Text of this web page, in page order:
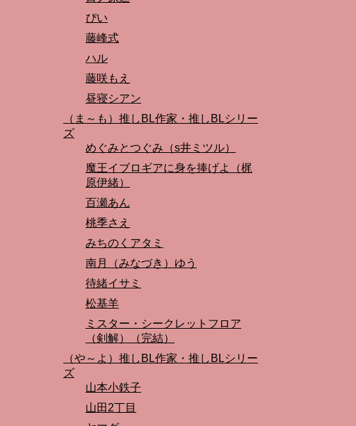
ぴい
藤峰式
ハル
藤咲もえ
昼寝シアン
（ま～も）推しBL作家・推しBLシリー
ズ
めぐみとつぐみ（s井ミツル）
魔王イブロギアに身を捧げよ（梶
原伊緒）
百瀬あん
桃季さえ
みちのくアタミ
南月（みなづき）ゆう
待緒イサミ
松基羊
ミスター・シークレットフロア
（剣解）（完結）
（や～よ）推しBL作家・推しBLシリー
ズ
山本小鉄子
山田2丁目